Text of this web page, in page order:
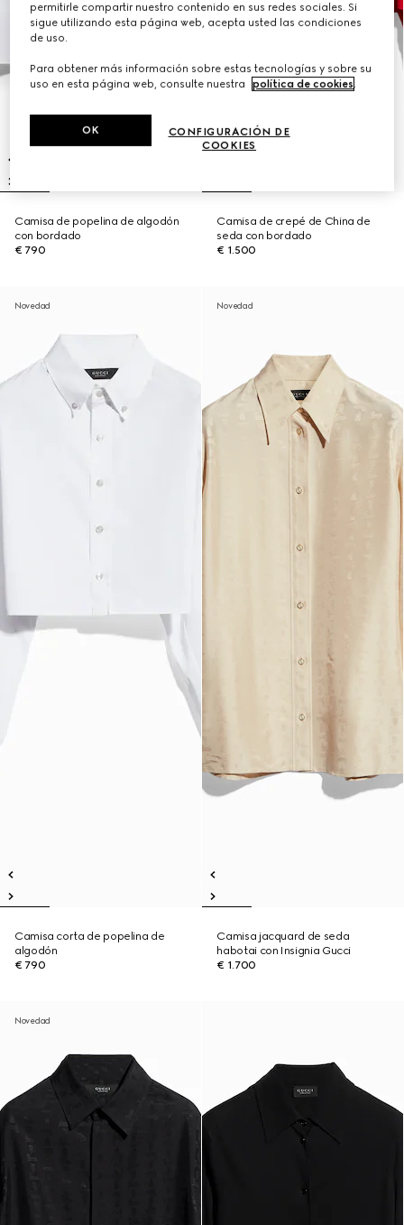
Camisa de popelina de algodón
con bordado
€ 790
Camisa de crepé de China de
seda con bordado
€ 1.500
Novedad
Camisa corta de popelina de
algodón
€ 790
Novedad
Camisa jacquard de seda
habotai con Insignia Gucci
€ 1.700
Novedad
permitirle compartir nuestro contenido en sus redes sociales. Si
sigue utilizando esta página web, acepta usted las condiciones
de uso.
Para obtener más información sobre estas tecnologías y sobre su
uso en esta página web, consulte nuestra
política de cookies.
CONFIGURACIÓN DE
COOKIES
OK